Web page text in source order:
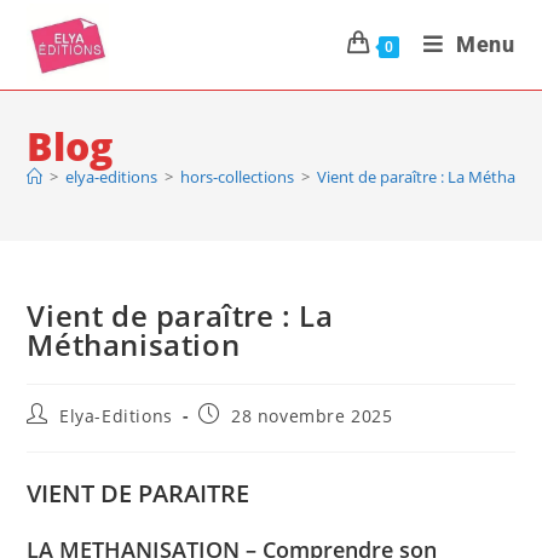
0 Menu
Blog
> elya-editions > hors-collections > Vient de paraître : La
Vient de paraître : La
Méthanisation
Elya-Editions 28 novembre 2025
VIENT DE PARAITRE
LA METHANISATION – Comprendre son